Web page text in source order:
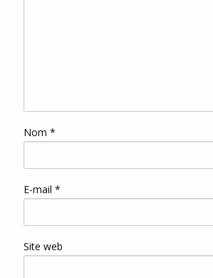
Nom *
E-mail *
Site web